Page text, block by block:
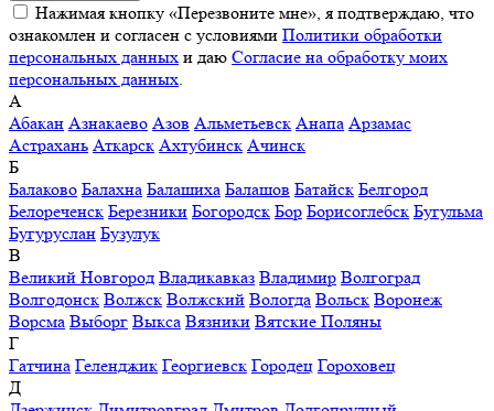
Нажимая кнопку «Перезвоните мне», я подтверждаю, что
ознакомлен и согласен с условиями Политики обработки
персональных данных и даю Согласие на обработку моих
персональных данных
А
Абакан Азнакаево Азов Альметьевск Анапа Арзамас
Астрахань Аткарск Ахтубинск Ачинск
Б
Балаково Балахна Балашиха Балашов Батайск Белгород
Белореченск Березники Богородск Бор Борисоглебск Бугульма
Бугуруслан Бузулук
В
Великий Новгород Владикавказ Владимир Волгоград
Волгодонск Волжск Волжский Вологда Вольск Воронеж
Ворсма Выборг Выкса Вязники Вятские Поляны
Г
Гатчина Геленджик Георгиевск Городец Гороховец
Д